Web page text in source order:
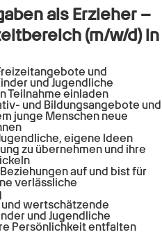
als Erzieher –
(m/w/d) in
und
und Jugendliche
Teilnahme einladen
und Bildungsangebote und
junge Menschen neue
eigene Ideen
zu übernehmen und ihre
auf und bist für
verlässliche
wertschätzende
und Jugendliche
Persönlichkeit entfalten